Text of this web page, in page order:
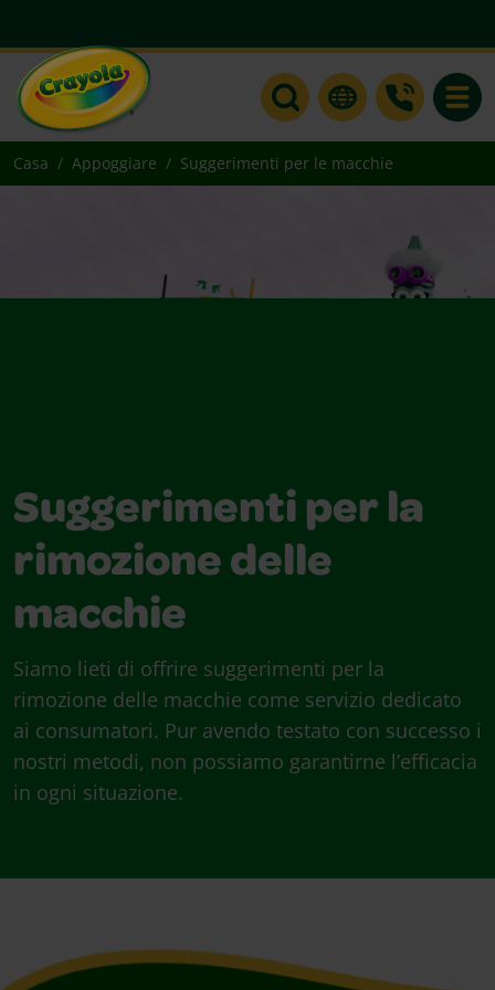
Casa Appoggiare Suggerimenti per le macchie
Suggerimenti per la
rimozione delle
macchie
Siamo lieti di offrire suggerimenti per la
rimozione delle macchie come servizio dedicato
ai consumatori. Pur avendo testato con successo i
nostri metodi, non possiamo garantirne l’efficacia
in ogni situazione.